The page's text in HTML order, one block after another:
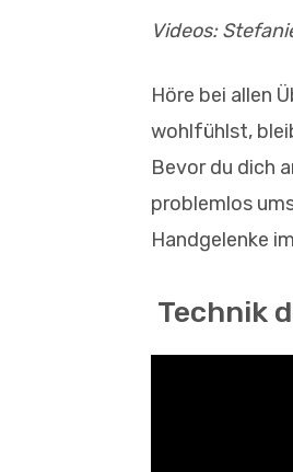
Videos:
Höre bei allen
wohlfühlst,
Bevor du dich
problemlos
Handgelenke
Technik